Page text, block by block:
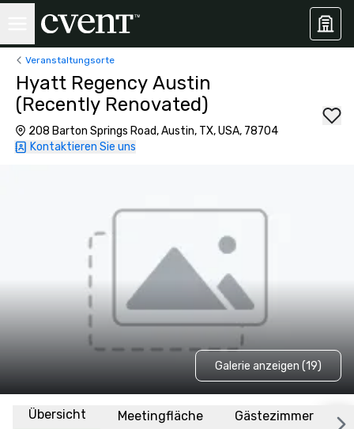
Veranstaltungsorte
Hyatt Regency Austin
(Recently Renovated)
208 Barton Springs Road, Austin, TX, USA, 78704
Kontaktieren Sie uns
Galerie anzeigen (19)
Übersicht Meetingfläche Gästezimmer